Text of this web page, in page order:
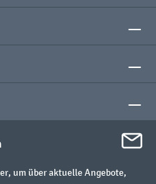
um über aktuelle Angebote,